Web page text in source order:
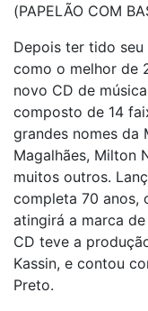
(PAPELÃO COM
Depois ter tido
como o melhor de
novo CD de
composto de 14
grandes nomes da
Magalhães, Milton
muitos outros.
completa 70 anos,
atingirá a marca
CD teve a
Kassin, e contou
Preto.